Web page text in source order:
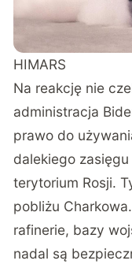
HIMARS
Na reakcję nie
administracja
prawo do
dalekiego
terytorium Rosji.
pobliżu
rafinerie, bazy
nadal są